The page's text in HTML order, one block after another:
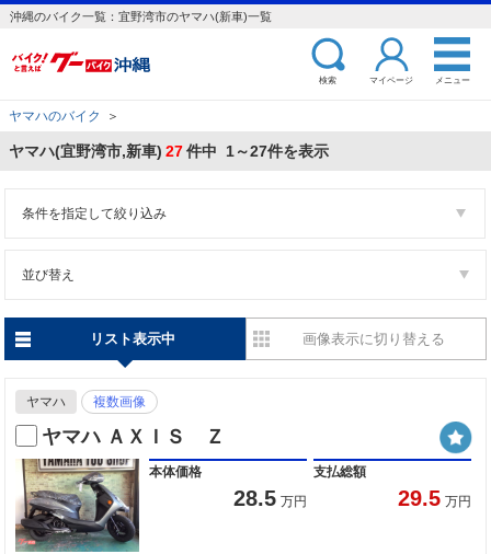
沖縄のバイク一覧：宜野湾市のヤマハ(新車)一覧
検索 マイページ メニュー
ヤマハのバイク ＞
ヤマハ(宜野湾市,新車) 27件中 1～27件を表示
条件を指定して絞り込み
並び替え
リスト表示中 画像表示に切り替える
ヤマハ 複数画像
ヤマハ ＡＸＩＳ Ｚ
本体価格
28.5 万円
支払総額
29.5 万円